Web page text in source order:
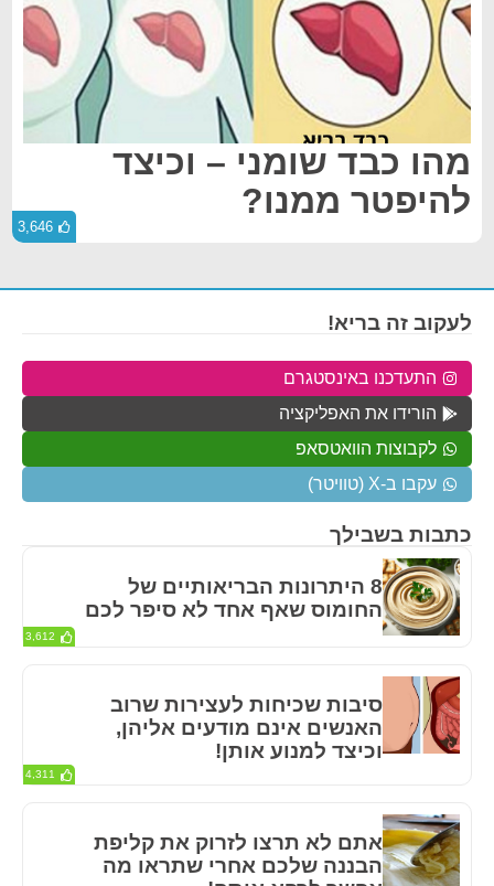
מהו כבד שומני – וכיצד
להיפטר ממנו?
3,646
כתבות בשבילך
8 היתרונות הבריאותיים של
החומוס שאף אחד לא סיפר לכם
3,612
סיבות שכיחות לעצירות שרוב
האנשים אינם מודעים אליהן,
וכיצד למנוע אותן!
4,311
אתם לא תרצו לזרוק את קליפת
הבננה שלכם אחרי שתראו מה
לעקוב זה בריא!
התעדכנו באינסטגרם
הורידו את האפליקציה
לקבוצות הוואטסאפ
עקבו ב-X (טוויטר)